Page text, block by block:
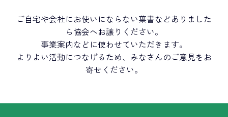
ご自宅や会社にお使いにならない葉書などありました
ら協会へお譲りください。
事業案内などに使わせていただきます。
よりよい活動につなげるため、みなさんのご意見をお
寄せください。